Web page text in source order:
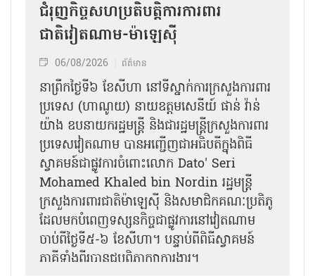
ជំរុញកិច្ចសហប្រតិបត្តិការការពារ
ជាតិវៀតណាម-ម៉ាឡេស៊ី
06/08/2026 ព័ត៌មាន
នា​ព្រឹកថ្ងៃទី៦ ខែសីហា នៅទីស្នាក់ការក្រសួងការពារ
ប្រទេស (ហាណូយ) នាយឧត្តមសេនីយ៍ ផាន់ វ៉ាន់
យ៉ាង ឧបនាយករដ្ឋមន្ត្រី និងជារដ្ឋមន្ត្រីក្រសួងការពារ
ប្រទេសវៀតណាម បានអញ្ជើញជាអធិបតីក្នុងពិធី
ស្វាគមន៍ជាផ្លូវការ​ចំពោះលោក Dato' Seri
Mohamed Khaled bin Nordin រដ្ឋមន្ត្រី
ក្រសួងការពារជាតិម៉ាឡេស៊ី និងសមាជិកគណៈប្រតិភូ
ដែលមកបំពេញទស្សនកិច្ចជាផ្លូវការនៅវៀតណាម
ចាប់ពីថ្ងៃទី៥-៦ ខែសីហា។ បន្ទាប់ពីពិធីស្វាគមន៍
ភាគីទាំងពីរបានជួបពិភាក្សាការងារ​។